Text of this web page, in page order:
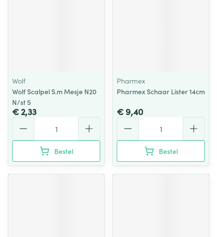
Wolf
Wolf Scalpel S.m Mesje N20
N/st 5
€ 2,33
Bestel
Pharmex
Pharmex Schaar Lister 14cm
€ 9,40
Bestel